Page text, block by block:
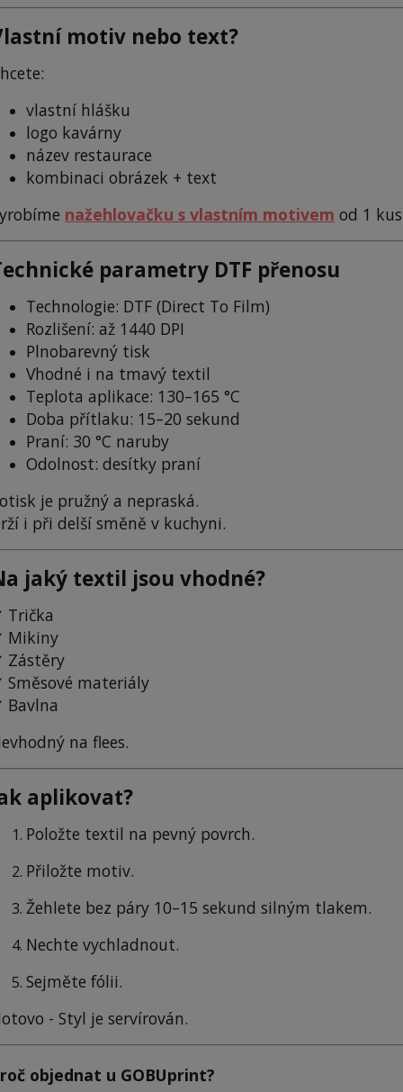
motiv nebo text?
vlastní hlášku
logo kavárny
název restaurace
kombinaci obrázek + text
nažehlovačku s vlastním motivem od 1
parametry DTF přenosu
Technologie: DTF (Direct To Film)
Rozlišení: až 1440 DPI
Plnobarevný tisk
Vhodné i na tmavý textil
Teplota aplikace: 130–165 °C
Doba přítlaku: 15–20 sekund
Praní: 30 °C naruby
Odolnost: desítky praní
je pružný a nepraská.
i při delší směně v kuchyni.
jaký textil jsou vhodné?
Trička
Mikiny
Zástěry
Směsové materiály
Bavlna
na flees.
aplikovat?
Položte textil na pevný povrch.
Přiložte motiv.
Žehlete bez páry 10–15 sekund silným tlakem.
Nechte vychladnout.
Sejměte fólii.
- Styl je servírován.
objednat u GOBUprint?